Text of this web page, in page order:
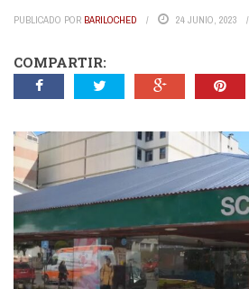
PUBLICADO POR BARILOCHED 24 JUNIO, 2023
COMPARTIR: